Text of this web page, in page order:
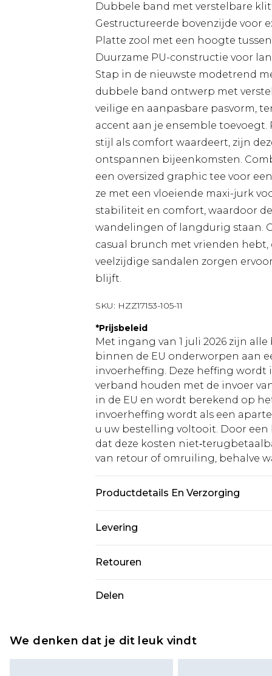
Dubbele band met verstelbare
Gestructureerde bovenzijde voor
Platte zool met een hoogte
Duurzame PU-constructie voor
Stap in de nieuwste modetrend
dubbele band ontwerp met
veilige en aanpasbare pasvorm,
accent aan je ensemble toevoegt.
stijl als comfort waardeert, zijn
ontspannen bijeenkomsten.
een oversized graphic tee voor
ze met een vloeiende maxi-jurk
stabiliteit en comfort, waardoor
wandelingen of langdurig staan.
casual brunch met vrienden
veelzijdige sandalen zorgen
blijft.
SKU: HZZ17153-105-11
*Prijsbeleid
Met ingang van 1 juli 2026 zijn
binnen de EU onderworpen aan
invoerheffing. Deze heffing
verband houden met de invoer
in de EU en wordt berekend op
invoerheffing wordt als een
u uw bestelling voltooit. Door
dat deze kosten
van retour of omruiling, behalve
Productdetails En Verzorging
binnenzijde: 100% polyurethaan.
Levering
Standaardlevering Nederland
Expressdienst Nederland
Retouren
wordt gebracht op uw
Delen
We denken dat je dit leuk vindt